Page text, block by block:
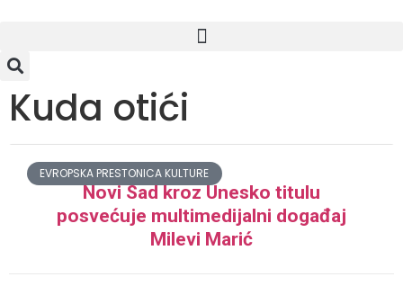
Kuda otići
EVROPSKA PRESTONICA KULTURE
Novi Sad kroz Unesko titulu
posvećuje multimedijalni događaj
Milevi Marić